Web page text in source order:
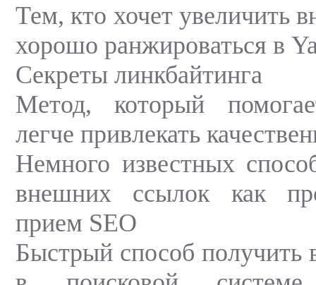
Тем, кто хочет увеличить
хорошо ранжироваться в
Секреты линкбайтинга
Метод, который
легче привлекать
Немного известных
внешних ссылок как
прием SEO
Быстрый способ получить